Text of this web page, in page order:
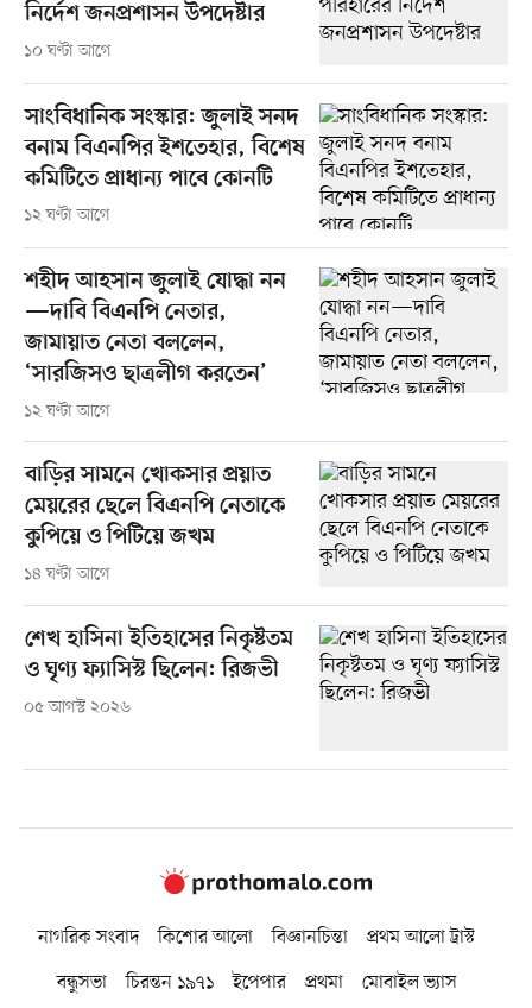
নির্দেশ জনপ্রশাসন উপদেষ্টার
১০ ঘণ্টা আগে
সাংবিধানিক সংস্কার: জুলাই সনদ
বনাম বিএনপির ইশতেহার, বিশেষ
কমিটিতে প্রাধান্য পাবে কোনটি
১২ ঘণ্টা আগে
শহীদ আহসান জুলাই যোদ্ধা নন
—দাবি বিএনপি নেতার,
জামায়াত নেতা বললেন,
‘সারজিসও ছাত্রলীগ করতেন’
১২ ঘণ্টা আগে
বাড়ির সামনে খোকসার প্রয়াত
মেয়রের ছেলে বিএনপি নেতাকে
কুপিয়ে ও পিটিয়ে জখম
১৪ ঘণ্টা আগে
শেখ হাসিনা ইতিহাসের নিকৃষ্টতম
ও ঘৃণ্য ফ্যাসিস্ট ছিলেন: রিজভী
০৫ আগস্ট ২০২৬
নাগরিক সংবাদ কিশোর আলো বিজ্ঞানচিন্তা
প্রথম আলো ট্রাস্ট
বন্ধুসভা
চিরন্তন ১৯৭১ ইপেপার প্রথমা মোবাইল ভ্যাস